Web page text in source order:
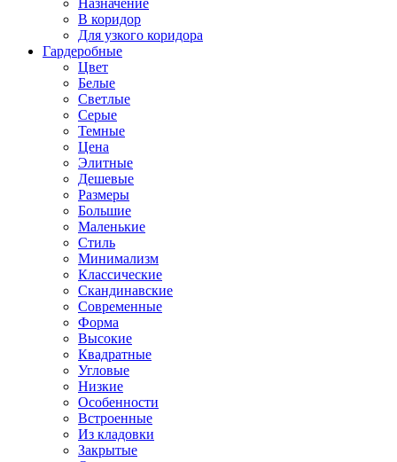
Назначение
В коридор
Для узкого коридора
Гардеробные
Цвет
Белые
Светлые
Серые
Темные
Цена
Элитные
Дешевые
Размеры
Большие
Маленькие
Стиль
Минимализм
Классические
Скандинавские
Современные
Форма
Высокие
Квадратные
Угловые
Низкие
Особенности
Встроенные
Из кладовки
Закрытые